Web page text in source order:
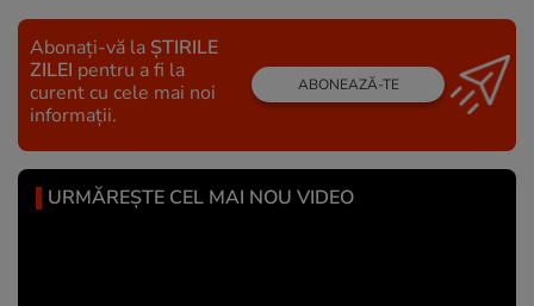
Abonați-vă la ȘTIRILE
ZILEI pentru a fi la
curent cu cele mai noi
informații.
ABONEAZĂ-TE
URMĂREȘTE CEL MAI NOU VIDEO